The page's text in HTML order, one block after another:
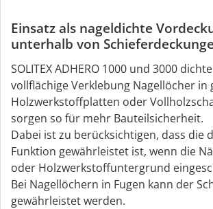
Einsatz als nageldichte
unterhalb von
SOLITEX ADHERO 1000 und 3000
vollflächige Verklebung Nagellöcher in
Holzwerkstoffplatten oder
sorgen so für mehr Bauteilsicherheit.
Dabei ist zu berücksichtigen, dass die
Funktion gewährleistet ist, wenn die
oder Holzwerkstoffuntergrund
Bei Nagellöchern in Fugen kann der
gewährleistet werden.